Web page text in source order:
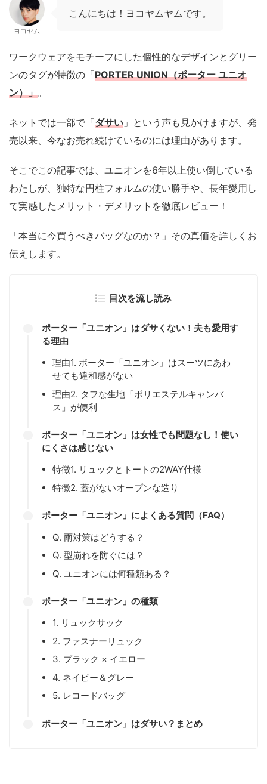
ヨコヤム
こんにちは！ヨコヤムヤムです。
ワークウェアをモチーフにした個性的なデザインとグリー
ンのタグが特徴の「PORTER UNION（ポーター ユニオ
ン）」。
ネットでは一部で「ダサい 」という声も見かけますが、発
売以来、今なお売れ続けているのには理由があります。
そこでこの記事では、ユニオンを6年以上使い倒している
わたしが、独特な円柱フォルムの使い勝手や、長年愛用し
て実感したメリット・デメリットを徹底レビュー！
「本当に今買うべきバッグなのか？」その真価を詳しくお
伝えします。
目次を流し読み
ポーター「ユニオン」はダサくない！夫も愛用す
る理由
理由1. ポーター「ユニオン」はスーツにあわ
せても違和感がない
理由2. タフな生地「ポリエステルキャンバ
ス」が便利
ポーター「ユニオン」は女性でも問題なし！使い
にくさは感じない
特徴1. リュックとトートの2WAY仕様
特徴2. 蓋がないオープンな造り
ポーター「ユニオン」によくある質問（FAQ）
Q. 雨対策はどうする？
Q. 型崩れを防ぐには？
Q. ユニオンには何種類ある？
ポーター「ユニオン」の種類
1. リュックサック
2. ファスナーリュック
3. ブラック × イエロー
4. ネイビー＆グレー
5. レコードバッグ
ポーター「ユニオン」はダサい？まとめ